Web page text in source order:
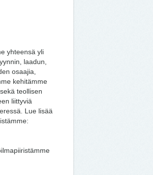
yhteensä yli
laadun,
osaajia,
kehitämme
teollisen
liittyviä
Lue lisää